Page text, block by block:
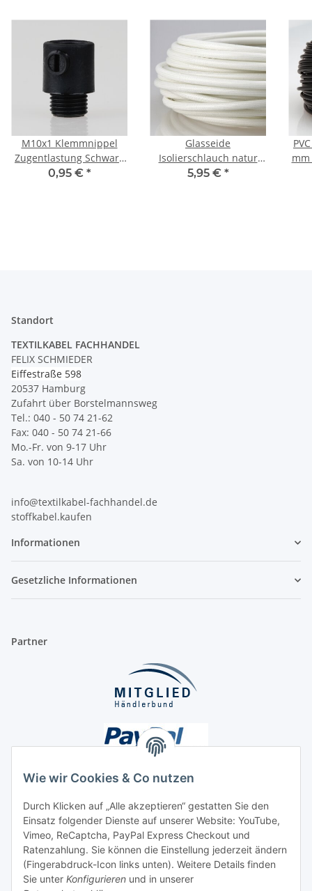
Wie wir Cookies & Co nutzen
Durch Klicken auf „Alle akzeptieren“ gestatten Sie den
Einsatz folgender Dienste auf unserer Website: YouTube,
Vimeo, ReCaptcha, PayPal Express Checkout und
Ratenzahlung. Sie können die Einstellung jederzeit ändern
(Fingerabdruck-Icon links unten). Weitere Details finden
Sie unter Konfigurieren und in unserer
M10x1 Klemmnippel
Zugentlastung Schwarz
mit Außengewinde aus
0,95 € *
Glasseide
Isolierschlauch natur
silikonbeschichtet C250°
5,95 € *
Standort
TEXTILKABEL FACHHANDEL
FELIX SCHMIEDER
Eiffestraße 598
20537 Hamburg
Zufahrt über Borstelmannsweg
Tel.: 040 - 50 74 21-62
Fax: 040 - 50 74 21-66
Mo.-Fr. von 9-17 Uhr
Sa. von 10-14 Uhr
info@textilkabel-fachhandel.de
stoffkabel.kaufen
Informationen
Gesetzliche Informationen
Partner
Unsere Seiten
Social Media